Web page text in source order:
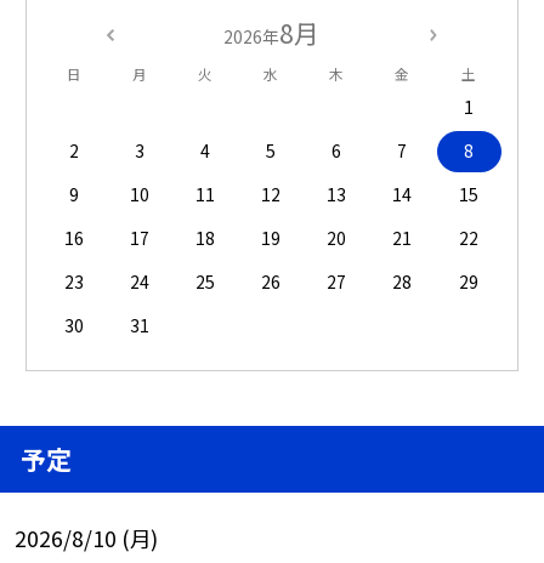
2026年8月
日 月 火 水 木 金 土
1
2
3 4 5 6 7
8
9
10 11 12 13 14
15
16
17 18 19 20 21
22
23
24 25 26 27 28
29
30
31
予定
2026/8/10 (月)